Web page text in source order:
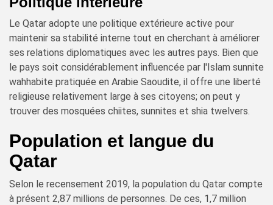
Le Qatar adopte une politique extérieure active pour
maintenir sa stabilité interne tout en cherchant à améliorer
ses relations diplomatiques avec les autres pays. Bien que
le pays soit considérablement influencée par l'Islam sunnite
wahhabite pratiquée en Arabie Saoudite, il offre une liberté
religieuse relativement large à ses citoyens; on peut y
trouver des mosquées chiites, sunnites et shia twelvers.
Population et langue du
Qatar
Selon le recensement 2019, la population du Qatar compte
à présent 2,87 millions de personnes. De ces, 1,7 million